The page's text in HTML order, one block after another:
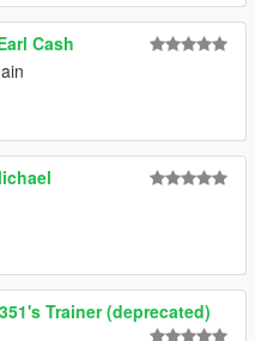
Cash
Trainer (deprecated)